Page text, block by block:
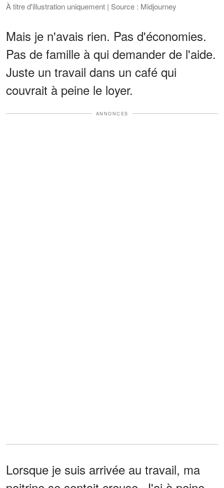
À titre d'illustration uniquement | Source : Midjourney
Mais je n'avais rien. Pas d'économies.
Pas de famille à qui demander de l'aide.
Juste un travail dans un café qui
couvrait à peine le loyer.
ANNONCES
Lorsque je suis arrivée au travail, ma